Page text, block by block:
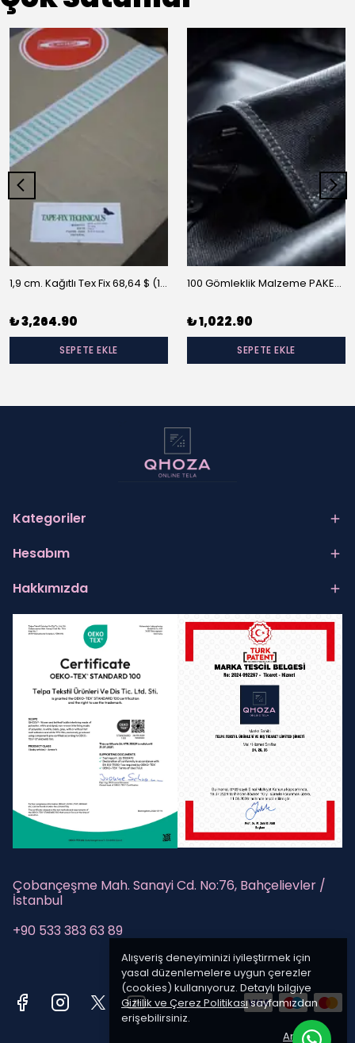
Alışveriş deneyiminizi iyileştirmek için
yasal düzenlemelere uygun çerezler
(cookies) kullanıyoruz. Detaylı bilgiye
Gizlilik ve Çerez Politikasısayfamızdan
erişebilirsiniz.
Anladım
1,9 cm. Kağıtlı Tex Fix 68,64 $ (10 m/rulo)
₺ 3,264.90
SEPETE EKLE
100 Gömleklik Malzeme PAKET-A
₺ 1,022.90
SEPETE EKLE
Kategoriler
Hesabım
Hakkımızda
Çobançeşme Mah. Sanayi Cd. No:76, Bahçelievler /
İstanbul
+90 533 383 63 89